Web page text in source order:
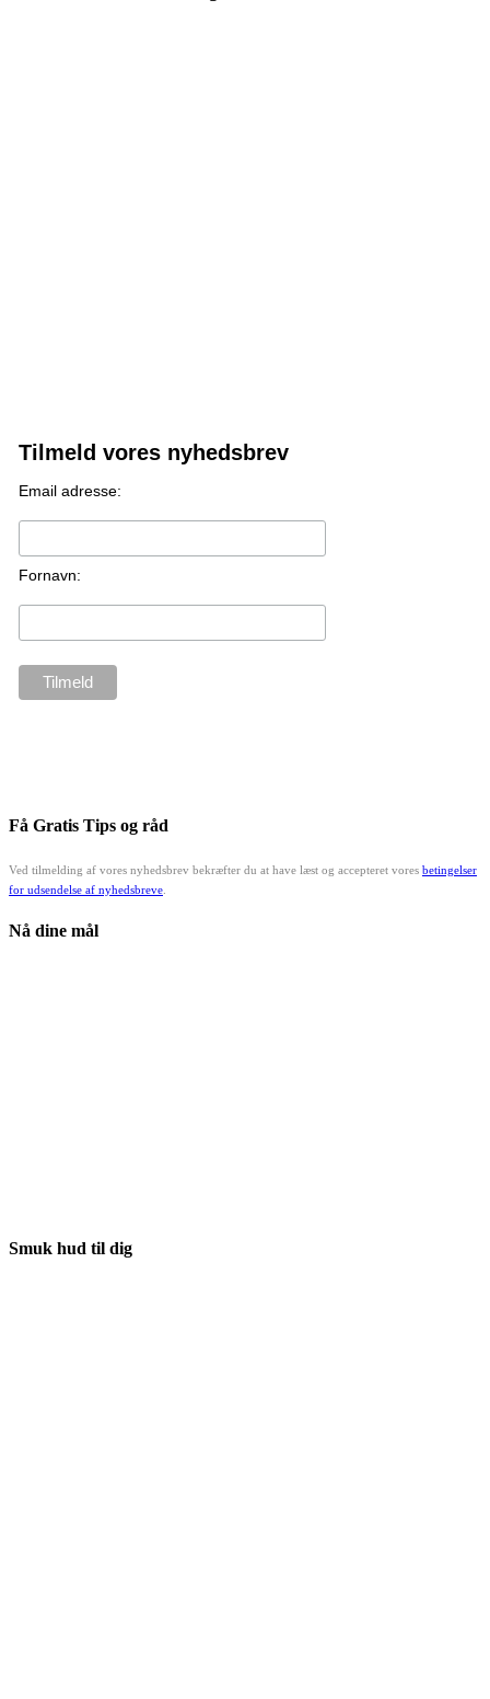
Tilmeld vores nyhedsbrev
Email adresse:
Fornavn:
Få Gratis Tips og råd
Ved tilmelding af vores nyhedsbrev bekræfter du at have læst og accepteret vores betingelser
for udsendelse af nyhedsbreve
Nå dine mål
Smuk hud til dig